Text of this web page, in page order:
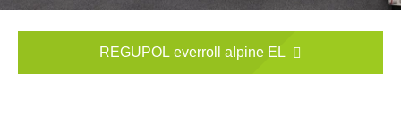
REGUPOL everroll alpine EL